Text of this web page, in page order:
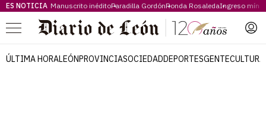
ES NOTICIA Manuscrito inéditoParadilla GordónRonda RosaledaIngreso
Menú
ÚLTIMA HORALEÓNPROVINCIASOCIEDADDEPORTESGENTECULTURA